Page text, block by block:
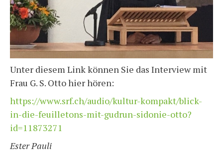
Unter diesem Link können Sie das Interview mit
Frau G. S. Otto hier hören:
https://www.srf.ch/audio/kultur-kompakt/blick-
in-die-feuilletons-mit-gudrun-sidonie-otto?
id=11873271
Ester Pauli